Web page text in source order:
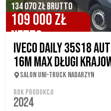
109 000 ZŁ
NETTO
134 070 ZŁ BRUTTO
IVECO DAILY 35S18
16M MAX DŁUGI
SALON UNI-TRUCK NADARZYN
ROK PRODUKCJI
2024